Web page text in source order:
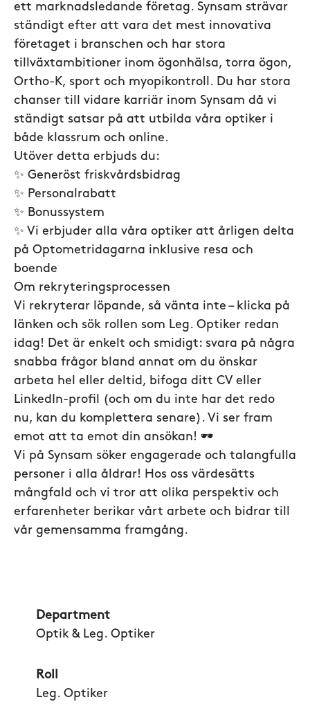
ett marknadsledande företag. Synsam strävar
ständigt efter att vara det mest innovativa
företaget i branschen och har stora
tillväxtambitioner inom ögonhälsa, torra ögon,
Ortho-K, sport och myopikontroll. Du har stora
chanser till vidare karriär inom Synsam då vi
ständigt satsar på att utbilda våra optiker i
både klassrum och online.
Utöver detta erbjuds du:
✨ Generöst friskvårdsbidrag
✨ Personalrabatt
✨ Bonussystem
✨ Vi erbjuder alla våra optiker att årligen delta
på Optometridagarna inklusive resa och
boende
Om rekryteringsprocessen
Vi rekryterar löpande, så vänta inte – klicka på
länken och sök rollen som Leg. Optiker redan
idag! Det är enkelt och smidigt: svara på några
snabba frågor bland annat om du önskar
arbeta hel eller deltid, bifoga ditt CV eller
LinkedIn-profil (och om du inte har det redo
nu, kan du komplettera senare). Vi ser fram
emot att ta emot din ansökan! 🕶️
Vi på Synsam söker engagerade och talangfulla
personer i alla åldrar! Hos oss värdesätts
mångfald och vi tror att olika perspektiv och
erfarenheter berikar vårt arbete och bidrar till
vår gemensamma framgång.
Department
Optik & Leg. Optiker
Roll
Leg. Optiker